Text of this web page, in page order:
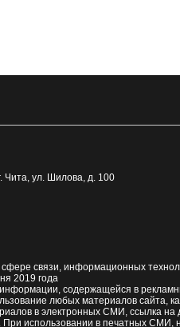
Чита, ул. Шилова, д. 100
связи, информационных
2019 года
информации, содержащейся в
любых материалов сайта,
в электронных СМИ, ссылка
использовании в печатных СМИ,